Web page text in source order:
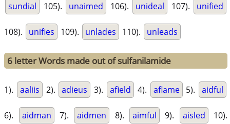
sundial 105). unaimed 106). unideal 107). unified
108). unifies 109). unlades 110). unleads
6 letter Words made out of sulfanilamide
1). aaliis 2). adieus 3). afield 4). aflame 5). aidful
6). aidman 7). aidmen 8). aimful 9). aisled 10).